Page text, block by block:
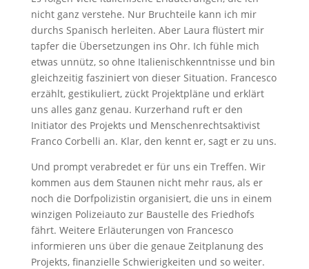
nicht ganz verstehe. Nur Bruchteile kann ich mir
durchs Spanisch herleiten. Aber Laura flüstert mir
tapfer die Übersetzungen ins Ohr. Ich fühle mich
etwas unnütz, so ohne Italienischkenntnisse und bin
gleichzeitig fasziniert von dieser Situation. Francesco
erzählt, gestikuliert, zückt Projektpläne und erklärt
uns alles ganz genau. Kurzerhand ruft er den
Initiator des Projekts und Menschenrechtsaktivist
Franco Corbelli an. Klar, den kennt er, sagt er zu uns.
Und prompt verabredet er für uns ein Treffen. Wir
kommen aus dem Staunen nicht mehr raus, als er
noch die Dorfpolizistin organisiert, die uns in einem
winzigen Polizeiauto zur Baustelle des Friedhofs
fährt. Weitere Erläuterungen von Francesco
informieren uns über die genaue Zeitplanung des
Projekts, finanzielle Schwierigkeiten und so weiter.